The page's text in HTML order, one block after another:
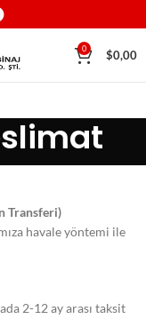
0 $0,00
Transferi)
havale yöntemi ile
2-12 ay arası taksit